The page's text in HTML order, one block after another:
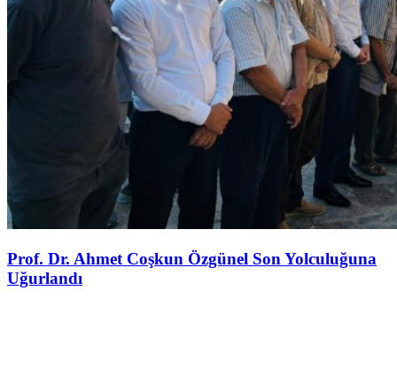
Prof. Dr. Ahmet Coşkun Özgünel Son Yolculuğuna
Uğurlandı